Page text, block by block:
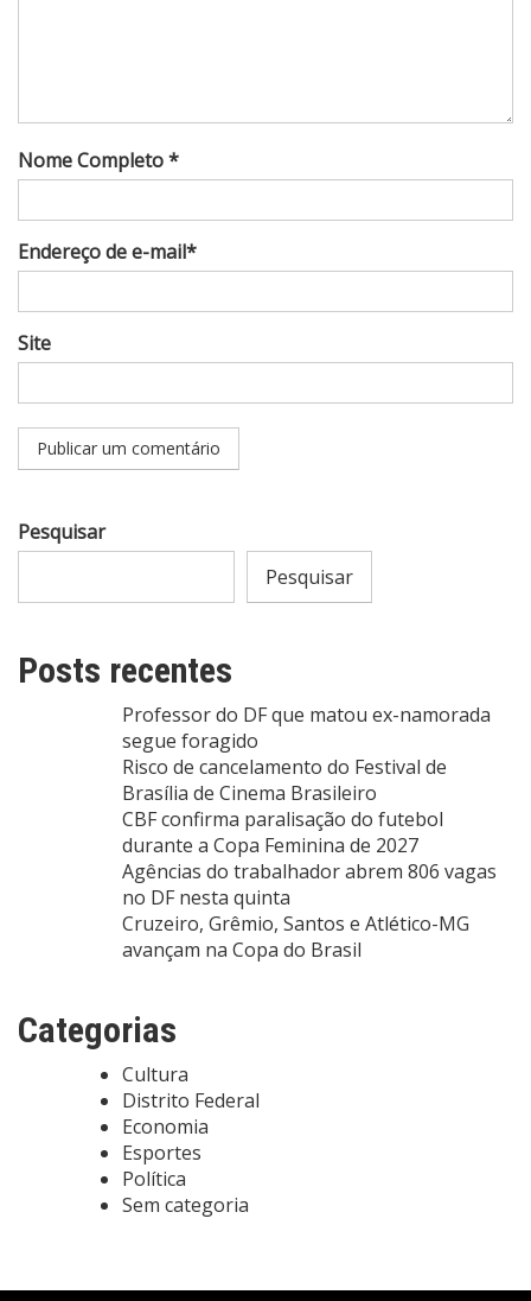
Nome Completo *
Endereço de e-mail*
Site
Pesquisar
Pesquisar
Posts recentes
Professor do DF que matou ex-namorada
segue foragido
Risco de cancelamento do Festival de
Brasília de Cinema Brasileiro
CBF confirma paralisação do futebol
durante a Copa Feminina de 2027
Agências do trabalhador abrem 806 vagas
no DF nesta quinta
Cruzeiro, Grêmio, Santos e Atlético-MG
avançam na Copa do Brasil
Categorias
Cultura
Distrito Federal
Economia
Esportes
Política
Sem categoria